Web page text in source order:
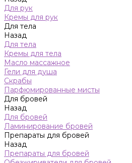
Для рук
Кремы для рук
Для тела
Назад
Для тела
Кремы для тела
Масло массажное
Гели для душа
Скрабы
Парфюмированные мисты
Для бровей
Назад
Для бровей
Ламинирование бровей
Препараты для бровей
Назад
Препараты для бровей